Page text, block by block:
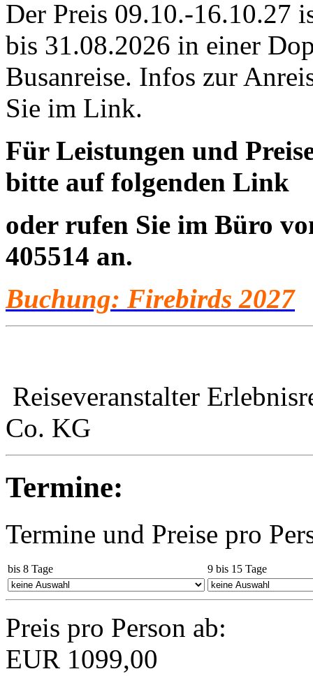
Der Preis 09.10.-16.10.27
bis 31.08.2026 in einer
Busanreise. Infos zur
Sie im Link.
Für Leistungen und
bitte auf folgenden Link
oder rufen Sie im Büro
405514 an.
Buchung: Firebirds 2027
Reiseveranstalter
Co. KG
Termine:
Termine und Preise pro
bis 8 Tage 9 bis 15 Tage
Preis pro Person ab:
EUR 1099,00